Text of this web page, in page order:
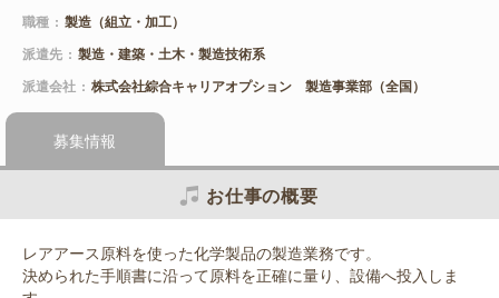
職種
製造（組立・加工）
派遣先
製造・建築・土木・製造技術系
派遣会社
株式会社綜合キャリアオプション 製造事業部（全国）
募集情報
お仕事の概要
レアアース原料を使った化学製品の製造業務です。
決められた手順書に沿って原料を正確に量り、設備へ投入しま